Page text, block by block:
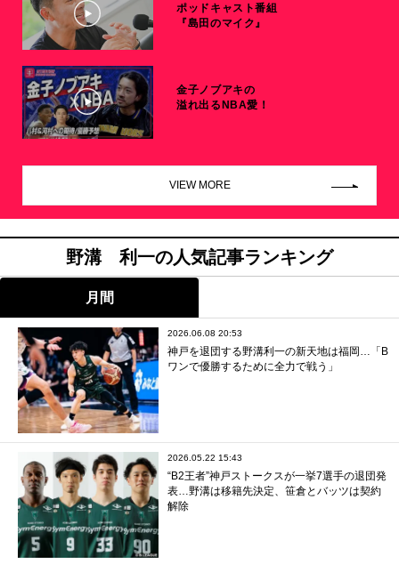
ポッドキャスト番組
『島田のマイク』
金子ノブアキの
溢れ出るNBA愛！
VIEW MORE
野溝 利一の人気記事ランキング
月間
2026.06.08 20:53
神戸を退団する野溝利一の新天地は福岡…「B
ワンで優勝するために全力で戦う」
2026.05.22 15:43
“B2王者”神戸ストークスが一挙7選手の退団発
表…野溝は移籍先決定、笹倉とバッツは契約
解除